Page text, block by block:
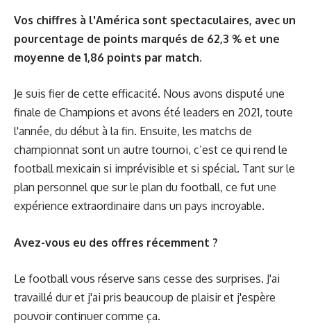
Vos chiffres à l'América sont spectaculaires, avec un
pourcentage de points marqués de 62,3 % et une
moyenne de 1,86 points par match.
Je suis fier de cette efficacité. Nous avons disputé une
finale de Champions et avons été leaders en 2021, toute
l'année, du début à la fin. Ensuite, les matchs de
championnat sont un autre tournoi, c’est ce qui rend le
football mexicain si imprévisible et si spécial. Tant sur le
plan personnel que sur le plan du football, ce fut une
expérience extraordinaire dans un pays incroyable.
Avez-vous eu des offres récemment ?
Le football vous réserve sans cesse des surprises. J'ai
travaillé dur et j'ai pris beaucoup de plaisir et j'espère
pouvoir continuer comme ça.